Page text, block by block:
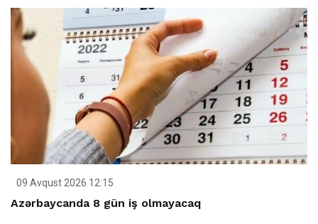
09 Avqust 2026 12:15
Azərbaycanda 8 gün iş olmayacaq